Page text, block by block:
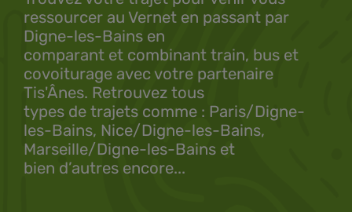
ressourcer au Vernet en passant par
Digne-les-Bains en
comparant et combinant train, bus et
covoiturage avec votre partenaire
Tis'Ânes. Retrouvez tous
types de trajets comme : Paris/Digne-
les-Bains, Nice/Digne-les-Bains,
Marseille/Digne-les-Bains et
bien d’autres encore...